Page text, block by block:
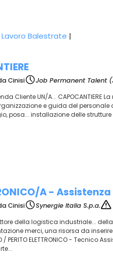
Lavoro Balestrate |
Cinisi
Job Permanent Talent
Cliente UN/A... CAPOCANTIERE
e guida del
posa... installazione delle
A -
Cinisi
Synergie Italia S.p.a.
della logistica industriale...
merci, una risorsa da
/ PERITO ELETTRONICO - Tecnico